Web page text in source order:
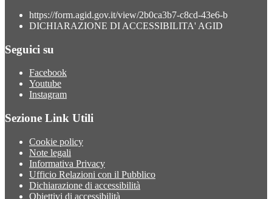
https://form.agid.gov.it/view/2b0ca3b7-c8cd-43e6-b
DICHIARAZIONE DI ACCESSIBILITA' AGID
Seguici su
Facebook
Youtube
Instagram
Sezione Link Utili
Cookie policy
Note legali
Informativa Privacy
Ufficio Relazioni con il Pubblico
Dichiarazione di accessibilità
Obiettivi di accessibilità